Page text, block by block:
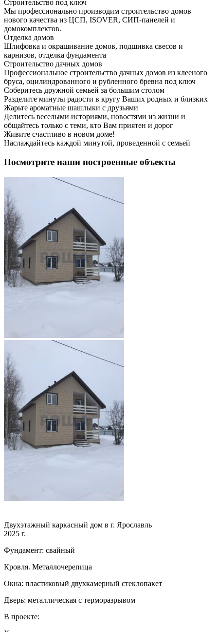
Строительство под ключ
Мы профессионально производим строительство домов
нового качества из ЦСП, ISOVER, СИП-панелей и
домокомплектов.
Отделка домов
Шлифовка и окрашивание домов, подшивка свесов и
карнизов, отделка фундамента
Строительство дачных домов
Профессиональное строительство дачных домов из клееного
бруса, оцилиндрованного и рубленного бревна под ключ
Соберитесь дружной семьей за большим столом
Разделите минуты радости в кругу Ваших родных и близких
Жарьте ароматные шашлыки с друзьями
Делитесь веселыми историями, новостями из жизни и
общайтесь только с теми, кто Вам приятен и дорог
Живите счастливо в новом доме!
Наслаждайтесь каждой минутой, проведенной с семьей
Посмотрите наши построенные объекты
Двухэтажный каркасный дом в г. Ярославль
2025 г.
Фундамент: свайный
Кровля. Металлочерепица
Окна: пластиковый двухкамерный стеклопакет
Дверь: металлическая с терморазрывом
В проекте: